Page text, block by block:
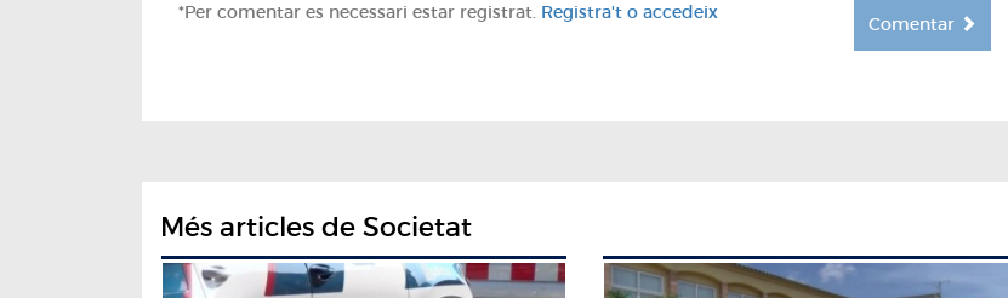
*Per comentar es necessari estar registrat. Registra't o accedeix
Comentar
Més articles de Societat